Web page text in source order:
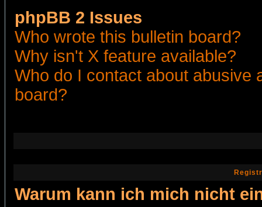
phpBB 2 Issues
Who wrote this bulletin board?
Why isn't X feature available?
Who do I contact about abusive
board?
Warum kann ich mich nicht